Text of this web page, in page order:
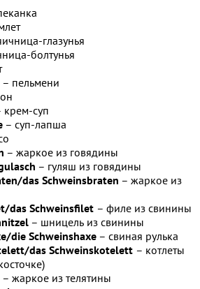
глазунья
болтунья
– пельмени
крем-суп
– суп-лапша
– жаркое из говядины
– гуляш из говядины
das Schweinsbraten – жаркое из
das Schweinsfilet – филе из свинины
– шницель из свинины
die Schweinshaxe – свиная рулька
das Schweinskotelett – котлеты
– жаркое из телятины